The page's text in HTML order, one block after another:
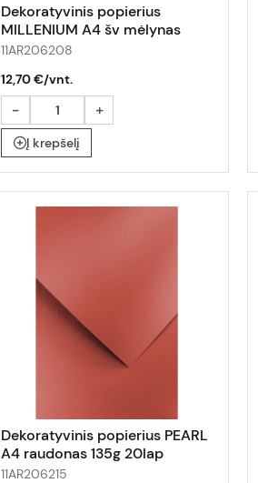
Dekoratyvinis popierius
MILLENIUM A4 šv mėlynas
100g 50lap
11AR206208
12,70 €/vnt.
- +
Į krepšelį
Dekoratyvinis popierius PEARL
A4 raudonas 135g 20lap
11AR206215